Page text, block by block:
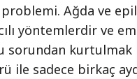
Ağda ve
yöntemlerdir ve
sorundan kurtulmak
ile sadece birkaç